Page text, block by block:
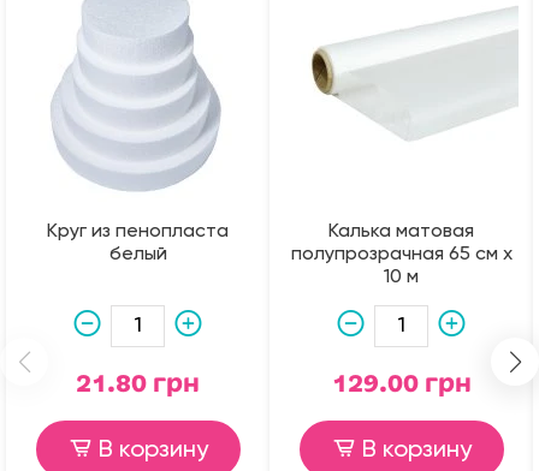
Круг из пенопласта
белый
21.80 грн
В корзину
Калька матовая
полупрозрачная 65 см х
10 м
129.00 грн
В корзину